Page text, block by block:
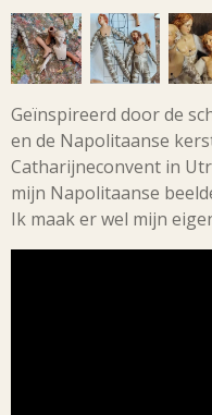
Geïnspireerd door de
en de Napolitaanse
Catharijneconvent in
mijn Napolitaanse
Ik maak er wel mijn